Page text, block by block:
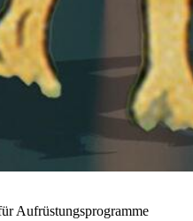
Aufrüstungsprogramme